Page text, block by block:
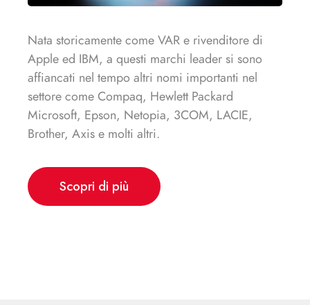
Nata storicamente come VAR e rivenditore di
Apple ed IBM, a questi marchi leader si sono
affiancati nel tempo altri nomi importanti nel
settore come Compaq, Hewlett Packard
Microsoft, Epson, Netopia, 3COM, LACIE,
Brother, Axis e molti altri.
Scopri di più